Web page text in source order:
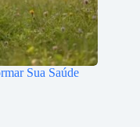
Sua Saúde